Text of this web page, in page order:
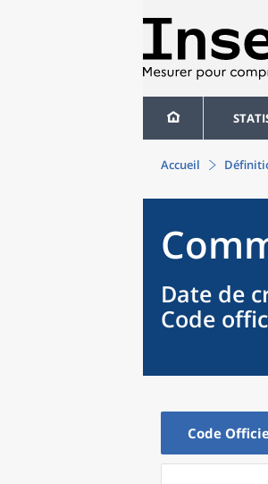
Accueil
Date de
Code
Code